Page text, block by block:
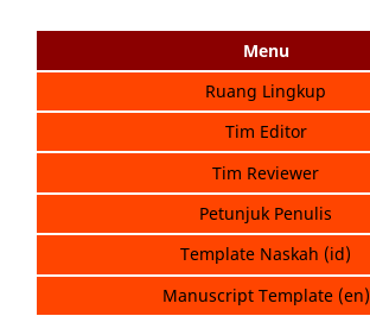
Menu
Ruang Lingkup
Tim Editor
Tim Reviewer
Petunjuk Penulis
Template Naskah (id)
Manuscript Template (en)